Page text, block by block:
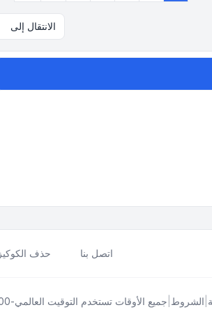
الانتقال إلى
اتصل بنا حذف الكوكيز
الشروط جميع الأوقات تستخدم التوقيت العالمي-11:00